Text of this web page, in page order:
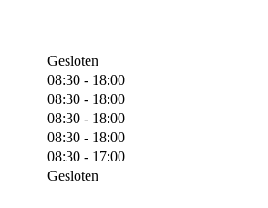
Gesloten
08:30 - 18:00
08:30 - 18:00
08:30 - 18:00
08:30 - 18:00
08:30 - 17:00
Gesloten